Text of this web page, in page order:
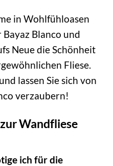
in Wohlfühloasen
Blanco und
Neue die Schönheit
Fliese.
lassen Sie sich von
verzaubern!
Wandfliese
ich für die